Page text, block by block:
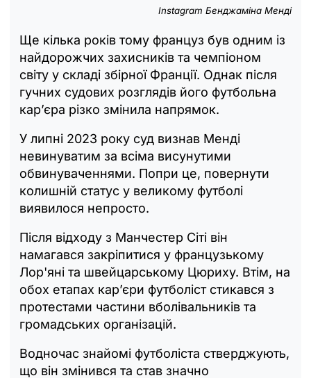
Instagram Бенджаміна Менді
Ще кілька років тому француз був одним із
найдорожчих захисників та чемпіоном
світу у складі збірної Франції. Однак після
гучних судових розглядів його футбольна
кар’єра різко змінила напрямок.
У липні 2023 року суд визнав Менді
невинуватим за всіма висунутими
обвинуваченнями. Попри це, повернути
колишній статус у великому футболі
виявилося непросто.
Після відходу з Манчестер Сіті він
намагався закріпитися у французькому
Лор'яні та швейцарському Цюриху. Втім, на
обох етапах кар’єри футболіст стикався з
протестами частини вболівальників та
громадських організацій.
Водночас знайомі футболіста стверджують,
що він змінився та став значно